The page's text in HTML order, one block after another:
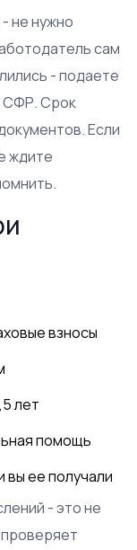
не нужно
сам
- подаете
СФР. Срок
Если
ждите
взносы
лет
помощь
вы ее получали
- это не